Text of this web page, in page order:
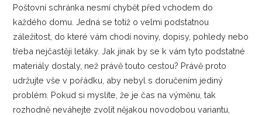
Poštovní schránka nesmí chybět před vchodem do
každého domu. Jedná se totiž o velmi podstatnou
záležitost, do které vám chodí noviny, dopisy, pohledy nebo
třeba nejčastěji letáky. Jak jinak by se k vám tyto podstatné
materiály dostaly, než právě touto cestou? Právě proto
udržujte vše v pořádku, aby nebyl s doručením jediný
problém. Pokud si myslíte, že je čas na výměnu, tak
rozhodně neváhejte zvolit nějakou novodobou variantu,